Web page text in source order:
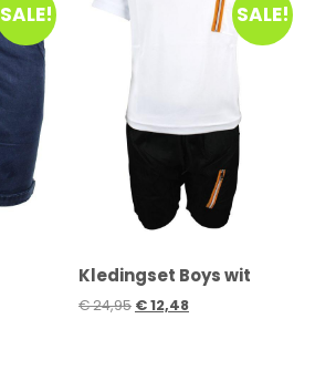
SALE! SALE!
Kledingset Boys wit
€24,95 €12,48